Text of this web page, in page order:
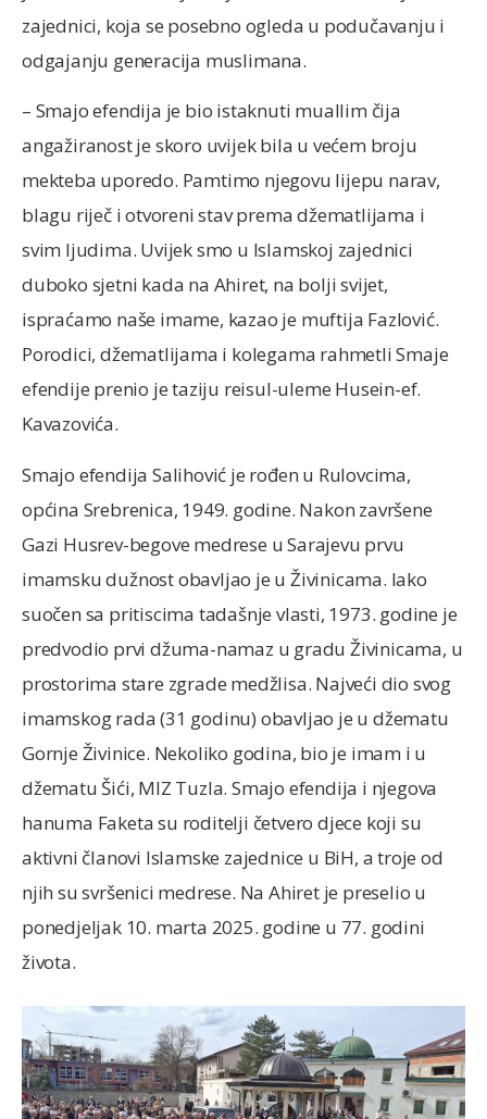
zajednici, koja se posebno ogleda u podučavanju i
odgajanju generacija muslimana.
– Smajo efendija je bio istaknuti muallim čija
angažiranost je skoro uvijek bila u većem broju
mekteba uporedo. Pamtimo njegovu lijepu narav,
blagu riječ i otvoreni stav prema džematlijama i
svim ljudima. Uvijek smo u Islamskoj zajednici
duboko sjetni kada na Ahiret, na bolji svijet,
ispraćamo naše imame, kazao je muftija Fazlović.
Porodici, džematlijama i kolegama rahmetli Smaje
efendije prenio je taziju reisul-uleme Husein-ef.
Kavazovića.
Smajo efendija Salihović je rođen u Rulovcima,
općina Srebrenica, 1949. godine. Nakon završene
Gazi Husrev-begove medrese u Sarajevu prvu
imamsku dužnost obavljao je u Živinicama. Iako
suočen sa pritiscima tadašnje vlasti, 1973. godine je
predvodio prvi džuma-namaz u gradu Živinicama, u
prostorima stare zgrade medžlisa. Najveći dio svog
imamskog rada (31 godinu) obavljao je u džematu
Gornje Živinice. Nekoliko godina, bio je imam i u
džematu Šići, MIZ Tuzla. Smajo efendija i njegova
hanuma Faketa su roditelji četvero djece koji su
aktivni članovi Islamske zajednice u BiH, a troje od
njih su svršenici medrese. Na Ahiret je preselio u
ponedjeljak 10. marta 2025. godine u 77. godini
života.